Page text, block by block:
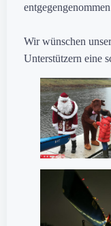
Wir wünschen
Unterstützern eine